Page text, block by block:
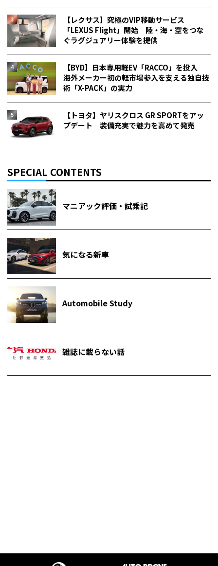
【レクサス】究極のVIP移動サービス
「LEXUS Flight」開始 陸・海・空をつな
ぐラグジュアリー体験を提供
【BYD】日本専用軽EV「RACCO」を投入
海外メーカー初の軽市場参入を支える独自技
術「X-PACK」の実力
【トヨタ】ヤリスクロス GR SPORTをアッ
プデート 装備充実で魅力を高めて発売
SPECIAL CONTENTS
マニアック評価・試乗記
気になる新車
Automobile Study
雑誌に載らない話